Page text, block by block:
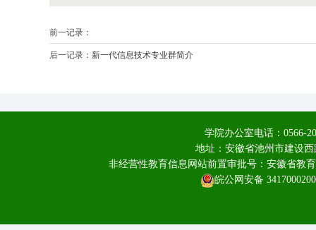
前一记录：
后一记录： 新一代信息技术专业群简介
学院办公室电话：0566-
地址：安徽省池州市建设
非经营性教育信息网站前置审批号：安徽省教
皖公网安备